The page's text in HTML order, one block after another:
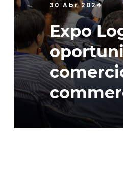
30 Abr 2024
Expo